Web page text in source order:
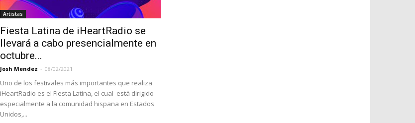
Artistas
Fiesta Latina de iHeartRadio se
llevará a cabo presencialmente en
octubre...
Josh Mendez - 08/02/2021
Uno de los festivales más importantes que realiza
iHeartRadio es el Fiesta Latina, el cual está dirigido
especialmente a la comunidad hispana en Estados
Unidos,...